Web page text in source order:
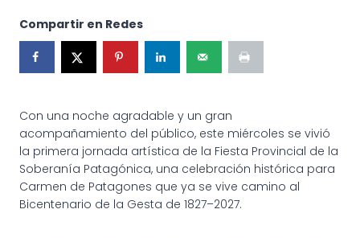
Compartir en Redes
Con una noche agradable y un gran
acompañamiento del público, este miércoles se vivió
la primera jornada artística de la Fiesta Provincial de la
Soberanía Patagónica, una celebración histórica para
Carmen de Patagones que ya se vive camino al
Bicentenario de la Gesta de 1827–2027.